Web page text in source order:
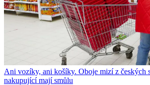
Ani vozíky, ani košíky. Oboje mizí z českých
nakupující mají smůlu